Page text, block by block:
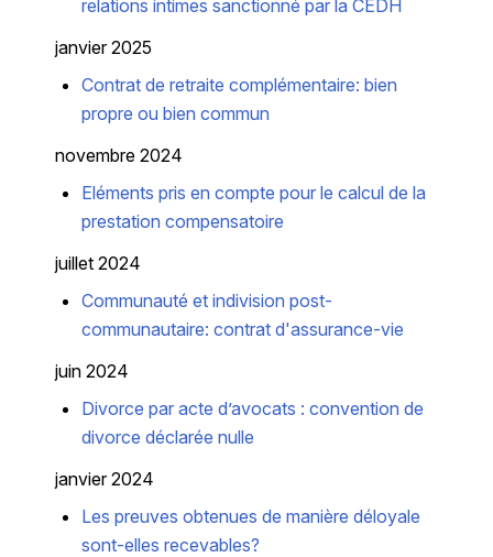
relations intimes sanctionné par la CEDH
janvier 2025
Contrat de retraite complémentaire: bien
propre ou bien commun
novembre 2024
Eléments pris en compte pour le calcul de la
prestation compensatoire
juillet 2024
Communauté et indivision post-
communautaire: contrat d'assurance-vie
juin 2024
Divorce par acte d’avocats : convention de
divorce déclarée nulle
janvier 2024
Les preuves obtenues de manière déloyale
sont-elles recevables?